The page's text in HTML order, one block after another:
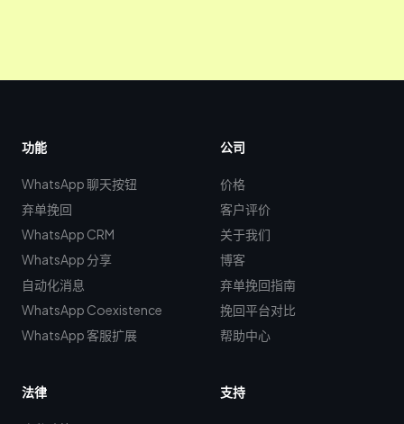
功能
WhatsApp 聊天按钮
弃单挽回
WhatsApp CRM
WhatsApp 分享
自动化消息
WhatsApp Coexistence
WhatsApp 客服扩展
公司
价格
客户评价
关于我们
博客
弃单挽回指南
挽回平台对比
帮助中心
法律 支持